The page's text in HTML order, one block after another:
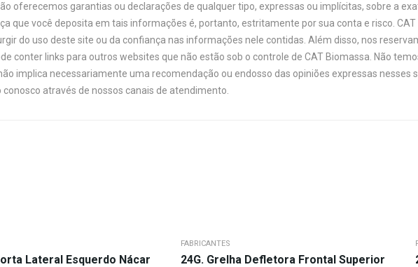
oferecemos garantias ou declarações de qualquer tipo, expressas ou implícitas, sobre a
que você deposita em tais informações é, portanto, estritamente por sua conta e risco.
do uso deste site ou da confiança nas informações nele contidas. Além disso, nos
conter links para outros websites que não estão sob o controle de CAT Biomassa. Não
implica necessariamente uma recomendação ou endosso das opiniões expressas nesses
através de nossos canais de atendimento.
Lateral Esquerdo Nácar
FABRICANTES
24G. Grelha Defletora Frontal Superior